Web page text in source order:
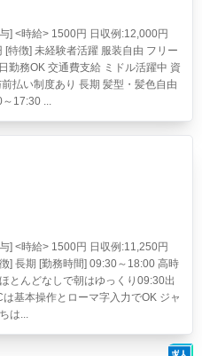
] <時給> 1500円 日収例:12,000円
特徴] 未経験者活躍 服装自由 フリー
勤務OK 交通費支給 ミドル活躍中 資
払い制度あり 長期 髪型・髪色自由
17:30 ...
] <時給> 1500円 日収例:11,250円
] 長期 [勤務時間] 09:30～18:00 高時
とんどなしで朝はゆっくり09:30出
基本操作とローマ字入力でOK ジャ
は...